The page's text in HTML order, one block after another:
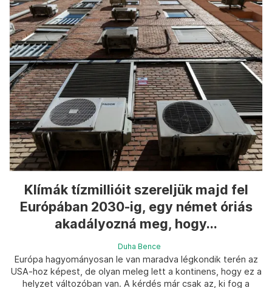
Klímák tízmillióit szereljük majd fel
Európában 2030-ig, egy német óriás
akadályozná meg, hogy...
Duha Bence
Európa hagyományosan le van maradva légkondik terén az
USA-hoz képest, de olyan meleg lett a kontinens, hogy ez a
helyzet változóban van. A kérdés már csak az, ki fog a